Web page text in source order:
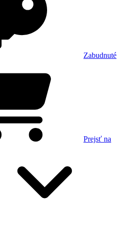
Zabudnuté
Prejsť na